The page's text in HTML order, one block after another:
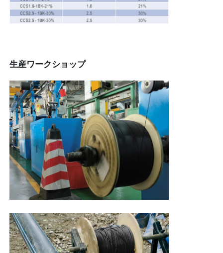
生産ワークショップ